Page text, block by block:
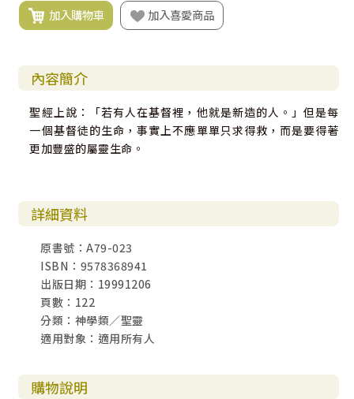
加入購物車 加入喜愛商品
內容簡介
聖經上說：「若有人在基督裡，他就是新造的人。」但是每
一個基督徒的生命，事實上不應單單只求得救，而是要得著
更加豐盛的屬靈生命。
詳細資料
原書號：A79-023
ISBN：9578368941
出版日期：19991206
頁數：122
分類：神學類／聖靈
適用對象：適用所有人
購物說明